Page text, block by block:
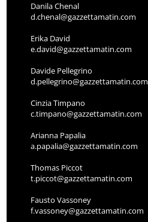
Danila Chenal
d.chenal@gazzettamatin.com
Erika David
e.david@gazzettamatin.com
Davide Pellegrino
d.pellegrino@gazzettamatin.com
Cinzia Timpano
c.timpano@gazzettamatin.com
Arianna Papalia
a.papalia@gazzettamatin.com
Thomas Piccot
t.piccot@gazzettamatin.com
Fausto Vassoney
f.vassoney@gazzettamatin.com